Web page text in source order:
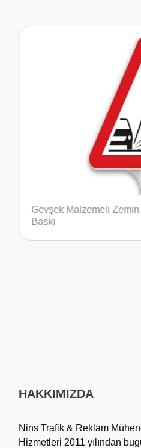
Taraf
Sola
HAKKIMIZDA
Nins Trafik & Reklam
Hizmetleri 2011 yılından